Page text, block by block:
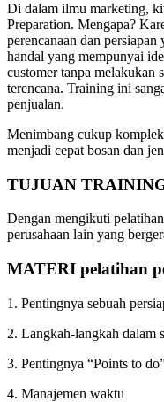
Di dalam ilmu marketing,
Preparation. Mengapa?
perencanaan dan
handal yang mempunyai
customer tanpa melakukan
terencana. Training ini
penjualan.
Menimbang cukup
menjadi cepat bosan dan
TUJUAN
Dengan mengikuti
perusahaan lain yang
MATERI pelatihan
1. Pentingnya sebuah
2. Langkah-langkah dalam
3. Pentingnya “Points to
4. Manajemen waktu